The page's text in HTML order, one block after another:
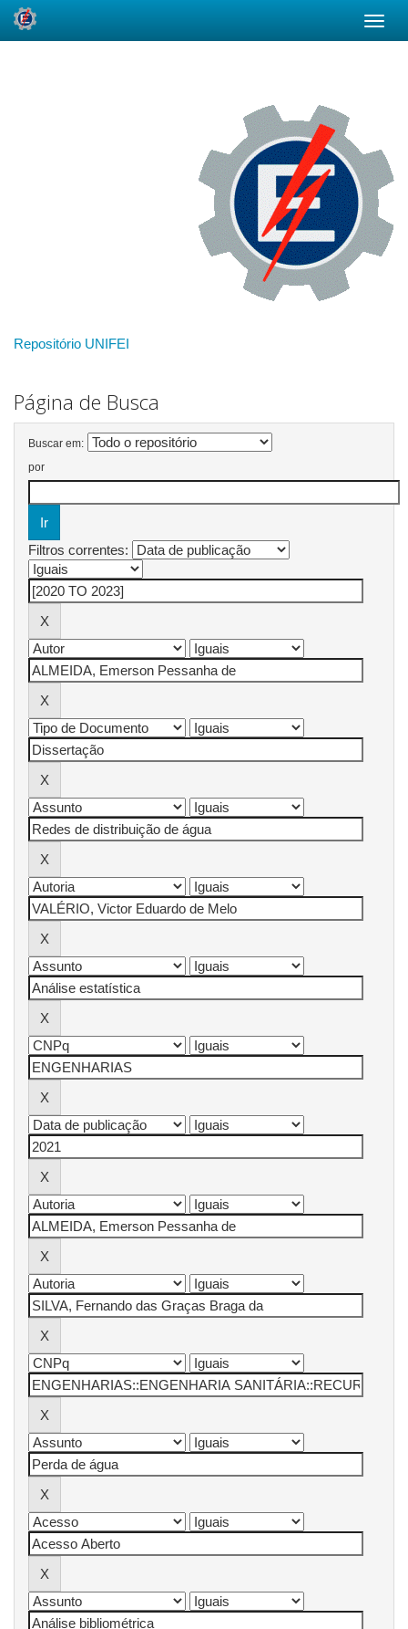
Repositório UNIFEI
Página de Busca
Buscar em:
por
Filtros correntes: